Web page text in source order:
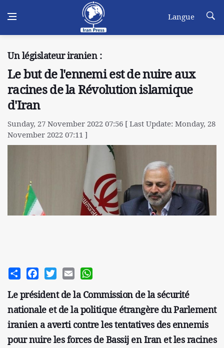
Langue
Un législateur iranien :
Le but de l'ennemi est de nuire aux
racines de la Révolution islamique
d'Iran
Sunday, 27 November 2022 07:56 [ Last Update: Monday, 28
November 2022 07:11 ]
Share FacebookTwitterEmail
Le président de la Commission de la sécurité
nationale et de la politique étrangère du Parlement
iranien a averti contre les tentatives des ennemis
pour nuire les forces de Bassij en Iran et les racines